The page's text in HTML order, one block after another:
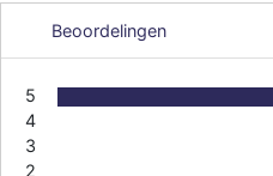
Beoordelingen
5
4
3
2